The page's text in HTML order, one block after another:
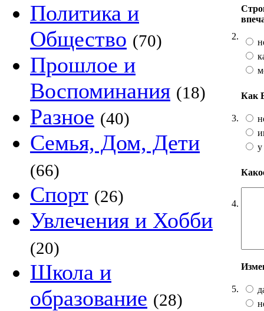
Политика и
Общество (70)
Прошлое и
Воспоминания (18)
Разное (40)
Семья, Дом, Дети
(66)
Спорт (26)
Увлечения и Хобби
(20)
Школа и
образование (28)
2.
3.
Как
у
4.
5.